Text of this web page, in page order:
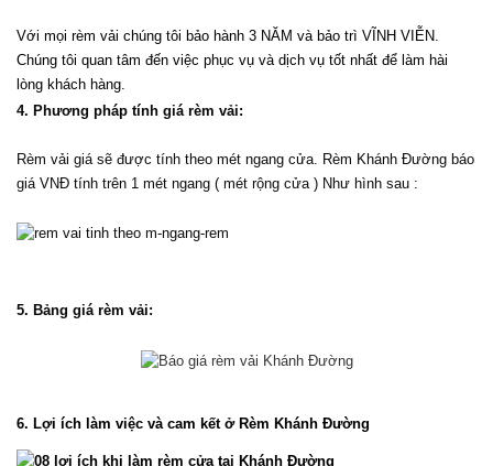
Với mọi rèm vải chúng tôi bảo hành 3 NĂM và bảo trì VĨNH VIỄN.
Chúng tôi quan tâm đến việc phục vụ và dịch vụ tốt nhất để làm hài
lòng khách hàng.
4. Phương pháp tính giá rèm vải:
Rèm vải giá sẽ được tính theo mét ngang cửa. Rèm Khánh Đường báo
giá VNĐ tính trên 1 mét ngang ( mét rộng cửa ) Như hình sau :
5. Bảng giá rèm vải:
6. Lợi ích làm việc và cam kết ở Rèm Khánh Đường